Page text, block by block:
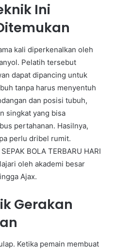
Ini
kali diperkenalkan oleh
Pelatih tersebut
dapat dipancing untuk
tanpa harus menyentuh
dan posisi tubuh,
singkat yang bisa
pertahanan. Hasilnya,
perlu dribel rumit.
BOLA TERBARU HARI
oleh akademi besar
Ajax.
Gerakan
Ketika pemain membuat